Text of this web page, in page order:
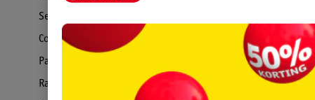
Service Clientèle
Commande & Livraison
Paiement
Rappel & Retour
Formule
Plus